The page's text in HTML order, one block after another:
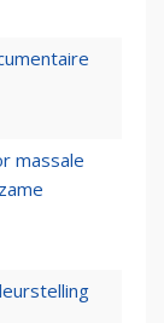
massale